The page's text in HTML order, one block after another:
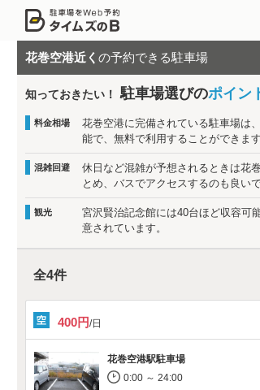
花巻空港近く の予約できる駐車場
知っておきたい！ 駐車場選びのポイン
料金相場
花巻空港に完備されている駐車場は
能で、無料で利用することができます
混雑回避
休日など混雑が予想されるときは花
とめ、バスでアクセスするのも良いで
観光
宮沢賢治記念館には40台ほど収容可
意されています。
全4件
400円/日
花巻空港駅駐車場
0:00 ～ 24:00